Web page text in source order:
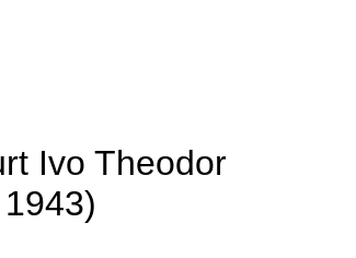
Ivo Theodor